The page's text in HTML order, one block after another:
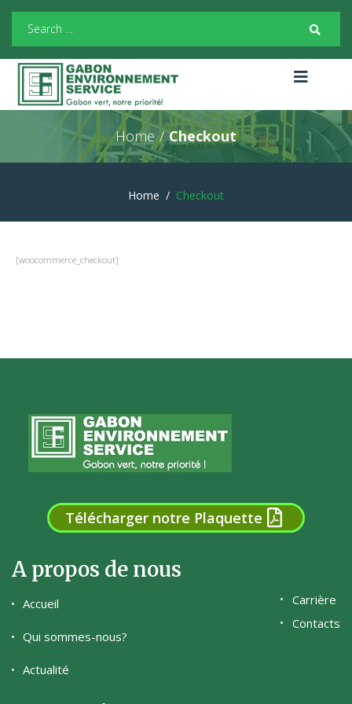
Home / Checkout
Home / Checkout
[woocommerce_checkout]
Télécharger notre Plaquette
A propos de nous
Accueil
Qui sommes-nous?
Actualité
Carrière
Contacts